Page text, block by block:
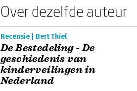
Over dezelfde auteur
Recensie | Bert Thiel
De Bestedeling - De
geschiedenis van
kinderveilingen in
Nederland